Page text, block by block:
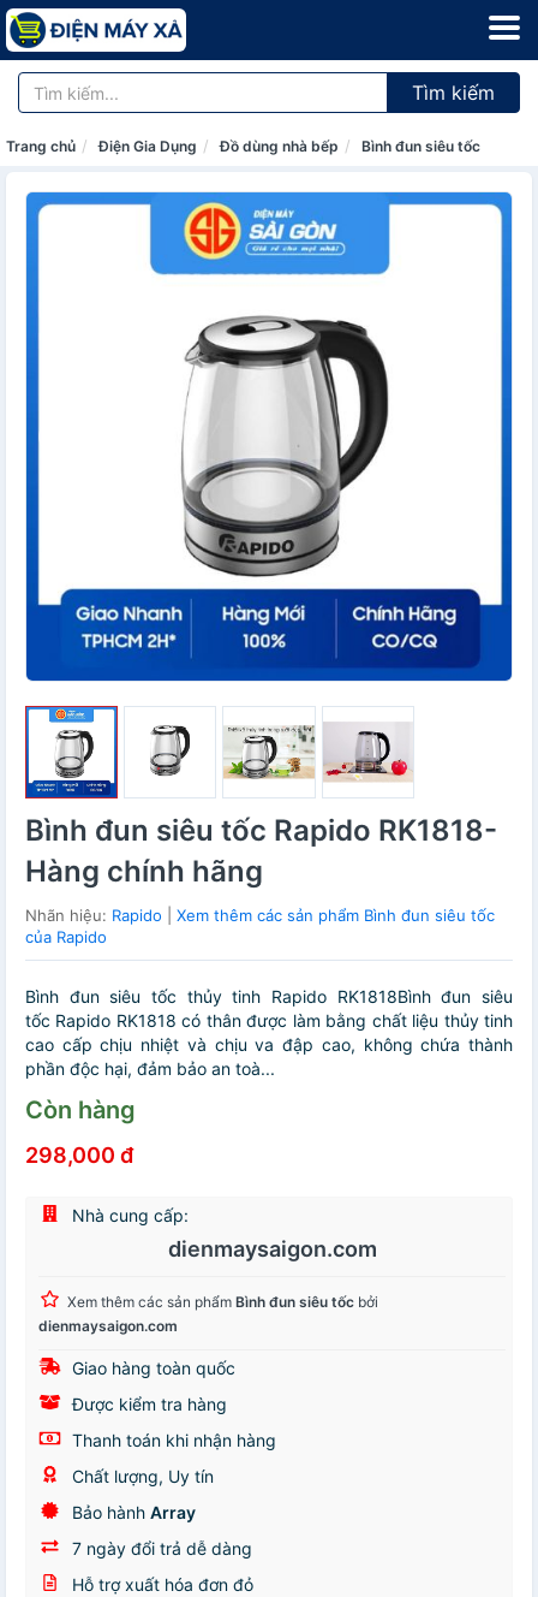
Tìm kiếm
Trang chủ Điện Gia Dụng Đồ dùng nhà bếp Bình đun siêu tốc
Bình đun siêu tốc Rapido RK1818-
Hàng chính hãng
Nhãn hiệu: Rapido
Xem thêm các sản phẩm Bình đun siêu tốc
của Rapido
Bình đun siêu tốc thủy tinh Rapido RK1818Bình đun siêu
tốc Rapido RK1818 có thân được làm bằng chất liệu thủy tinh
cao cấp chịu nhiệt và chịu va đập cao, không chứa thành
phần độc hại, đảm bảo an toà...
Còn hàng
298,000 đ
Nhà cung cấp:
dienmaysaigon.com
Xem thêm các sản phẩm Bình đun siêu tốc bởi
dienmaysaigon.com
Giao hàng toàn quốc
Được kiểm tra hàng
Thanh toán khi nhận hàng
Chất lượng, Uy tín
Bảo hành Array
7 ngày đổi trả dễ dàng
Hỗ trợ xuất hóa đơn đỏ